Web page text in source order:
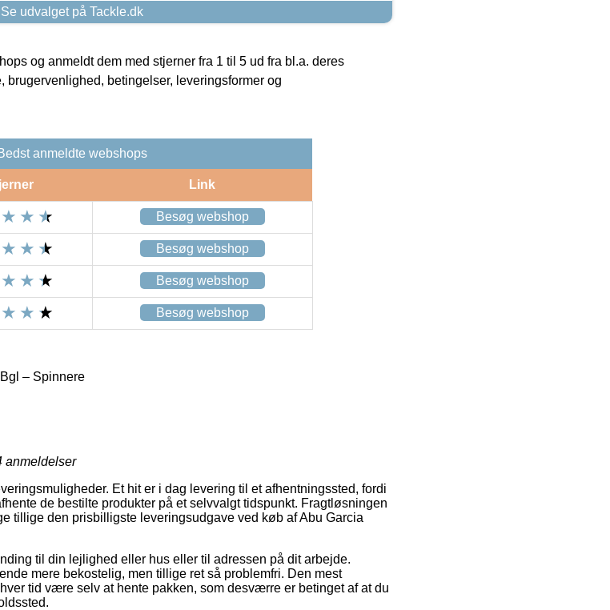
Se udvalget på Tackle.dk
og anmeldt dem med stjerner fra 1 til 5 ud fra bl.a. deres
betingelser, leveringsformer og
anmeldte webshops
Link
Besøg webshop
Besøg webshop
Besøg webshop
Besøg webshop
– Spinnere
anmeldelser
Et hit er i dag levering til et afhentningssted, fordi
de bestilte produkter på et selvvalgt tidspunkt. Fragtløsningen
tillige den prisbilligste leveringsudgave ved køb af Abu Garcia
til din lejlighed eller hus eller til adressen på dit arbejde.
mere bekostelig, men tillige ret så problemfri. Den mest
tid være selv at hente pakken, som desværre er betinget af at du